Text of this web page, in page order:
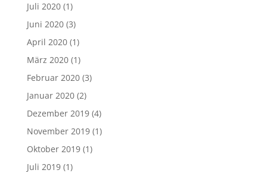
Juli 2020(1)
Juni 2020(3)
April 2020(1)
März 2020(1)
Februar 2020(3)
Januar 2020(2)
Dezember 2019(4)
November 2019(1)
Oktober 2019(1)
Juli 2019(1)